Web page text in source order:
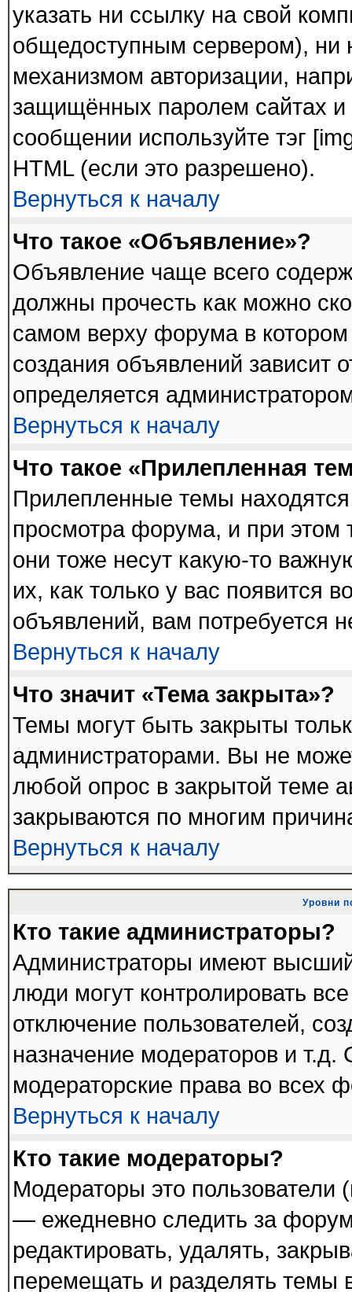
указать ни ссылку на свой
общедоступным сервером), ни
механизмом авторизации,
защищённых паролем сайтах и
сообщении используйте тэг
HTML (если это разрешено).
Вернуться к началу
Что такое «Объявление»?
Объявление чаще всего
должны прочесть как можно
самом верху форума в
создания объявлений зависит
определяется
Вернуться к началу
Что такое «Прилепленная
Прилепленные темы
просмотра форума, и при этом
они тоже несут какую-то
их, как только у вас появится
объявлений, вам потребуется
Вернуться к началу
Что значит «Тема закрыта»?
Темы могут быть закрыты
администраторами. Вы не
любой опрос в закрытой теме
закрываются по многим
Вернуться к началу
Уровни
Кто такие администраторы?
Администраторы имеют
люди могут контролировать
отключение пользователей,
назначение модераторов и
модераторские права во всех
Вернуться к началу
Кто такие модераторы?
Модераторы это пользователи
— ежедневно следить за
редактировать, удалять,
перемещать и разделять темы